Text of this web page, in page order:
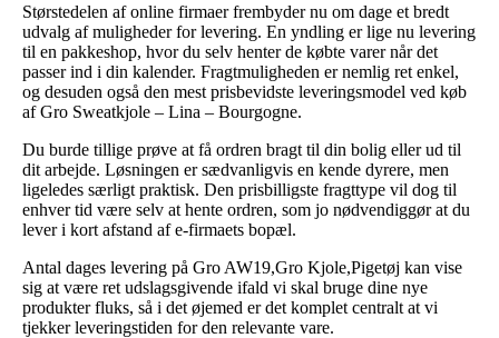
Størstedelen af online firmaer frembyder nu om dage et bredt
udvalg af muligheder for levering. En yndling er lige nu levering
til en pakkeshop, hvor du selv henter de købte varer når det
passer ind i din kalender. Fragtmuligheden er nemlig ret enkel,
og desuden også den mest prisbevidste leveringsmodel ved køb
af Gro Sweatkjole – Lina – Bourgogne.
Du burde tillige prøve at få ordren bragt til din bolig eller ud til
dit arbejde. Løsningen er sædvanligvis en kende dyrere, men
ligeledes særligt praktisk. Den prisbilligste fragttype vil dog til
enhver tid være selv at hente ordren, som jo nødvendiggør at du
lever i kort afstand af e-firmaets bopæl.
Antal dages levering på Gro AW19,Gro Kjole,Pigetøj kan vise
sig at være ret udslagsgivende ifald vi skal bruge dine nye
produkter fluks, så i det øjemed er det komplet centralt at vi
tjekker leveringstiden for den relevante vare.